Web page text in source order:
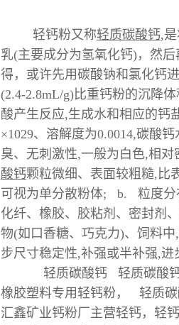
轻钙粉又称轻质碳酸钙,
乳(主要成分为氢氧化钙)，然
得，或许先用碳酸钠和氯化钙
(2.4-2.8mL/g)比重钙粉的沉降
酸产生反应,生成水和相应的
×1029、溶解度为0.0014,碳酸
臭、无刺激性,一般为白色,相对
酸钙颗粒微细、表面较粗糙,
可视为单分散粉体; b. 粒度分
化纤、橡胶、胶粘剂、密封剂
物(如口香糖、巧克力)、饲料
步尺寸稳定性,补强或半补强,
轻质碳酸钙 轻质碳酸
橡胶塑料专用轻钙粉， 轻质
汇鑫矿业钙粉厂主营轻钙，轻